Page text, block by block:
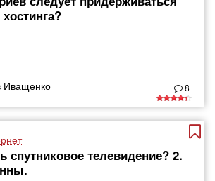
Иващенко 8
спутниковое телевидение? 2.